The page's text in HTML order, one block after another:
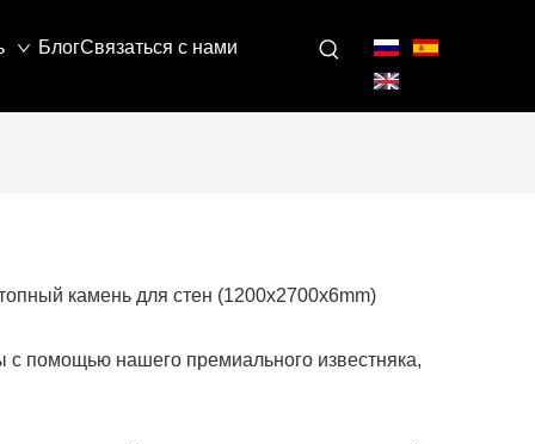
БлогСвязаться с нами
камень для стен (1200x2700x6mm)
с помощью нашего премиального известняка,